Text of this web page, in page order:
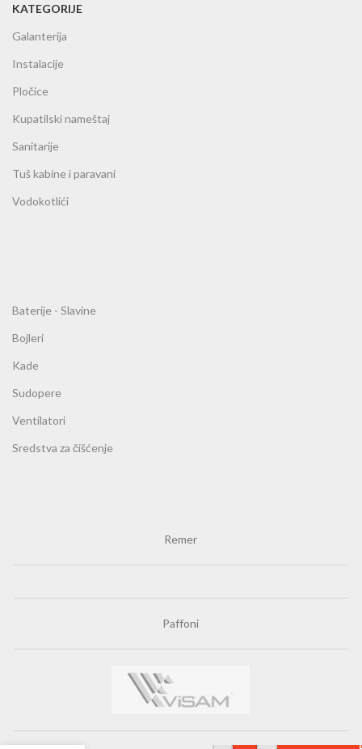
KATEGORIJE
Galanterija
Instalacije
Pločice
Kupatilski nameštaj
Sanitarije
Tuš kabine i paravani
Vodokotlići
Baterije - Slavine
Bojleri
Kade
Sudopere
Ventilatori
Sredstva za čišćenje
Remer
Paffoni